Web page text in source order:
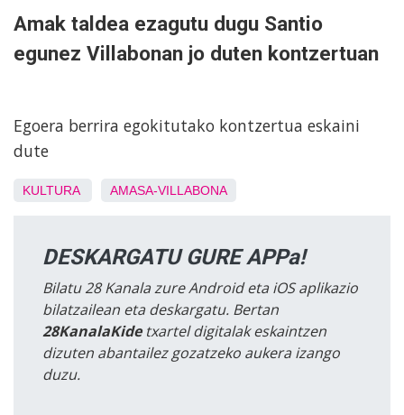
Amak taldea ezagutu dugu Santio
egunez Villabonan jo duten kontzertuan
Egoera berrira egokitutako kontzertua eskaini
dute
KULTURA AMASA-VILLABONA
DESKARGATU GURE APPa!
Bilatu 28 Kanala zure Android eta iOS aplikazio
bilatzailean eta deskargatu. Bertan
28KanalaKidetxartel digitalak eskaintzen
dizuten abantailez gozatzeko aukera izango
duzu.